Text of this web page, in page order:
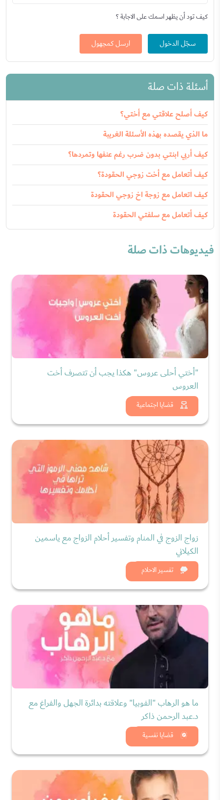
كيف تود أن يظهر اسمك على الاجابة ؟
سجّل الدخول ارسل كمجهول
أسئلة ذات صلة
كيف أصلح علاقتي مع أختي؟
ما الذي يقصده بهذه الأسئلة الغريبة
كيف أربي ابنتي بدون ضرب رغم عنفها وتمردها؟
كيف أتعامل مع أخت زوجي الحقودة؟
كيف اتعامل مع زوجة اخ زوجي الحقودة
كيف أتعامل مع سلفتي الحقودة
فيديوهات ذات صلة
قضايا اجتماعية
"أختي أحلى عروس" هكذا يجب أن تتصرف أخت
العروس
شاهد الان
تفسير الاحلام
زواج الزوج في المنام وتفسير أحلام الزواج مع ياسمين
الكيلاني
شاهد الان
قضايا نفسية
ما هو الرهاب "الفوبيا" وعلاقته بدائرة الجهل والفراغ مع
د.عبد الرحمن ذاكر
شاهد الان